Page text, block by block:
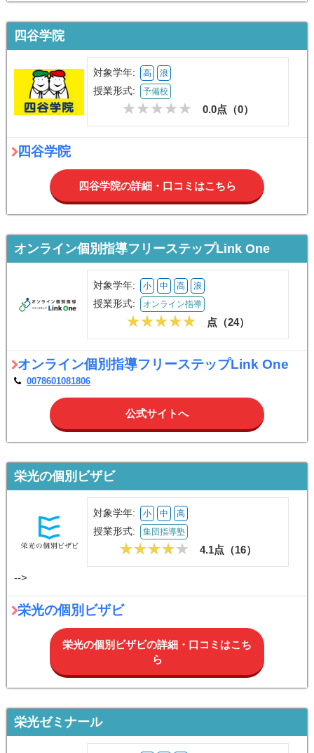
四谷学院
対象学年: 高 浪
授業形式: 予備校
0.0点（0）
四谷学院
四谷学院の詳細・口コミはこちら
オンライン個別指導フリーステップLink One
対象学年: 小 中 高 浪
授業形式: オンライン指導
点（24）
オンライン個別指導フリーステップLink One
0078601081806
公式サイトへ
栄光の個別ビザビ
対象学年: 小 中 高
授業形式: 集団指導塾
4.1点（16）
-->
栄光の個別ビザビ
栄光の個別ビザビの詳細・口コミはこち
ら
栄光ゼミナール